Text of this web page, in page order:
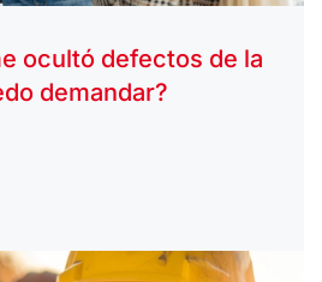
ocultó defectos de la
demandar?